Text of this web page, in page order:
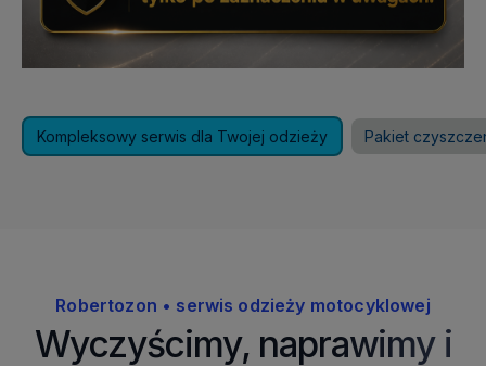
Kompleksowy serwis dla Twojej odzieży Pakiet
Robertozon • serwis odzieży motocyklowej
Wyczyścimy, naprawimy i